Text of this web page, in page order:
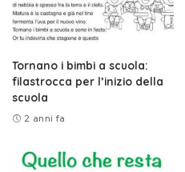
Tornano i bimbi a scuola:
filastrocca per l’inizio della
scuola
2 anni fa